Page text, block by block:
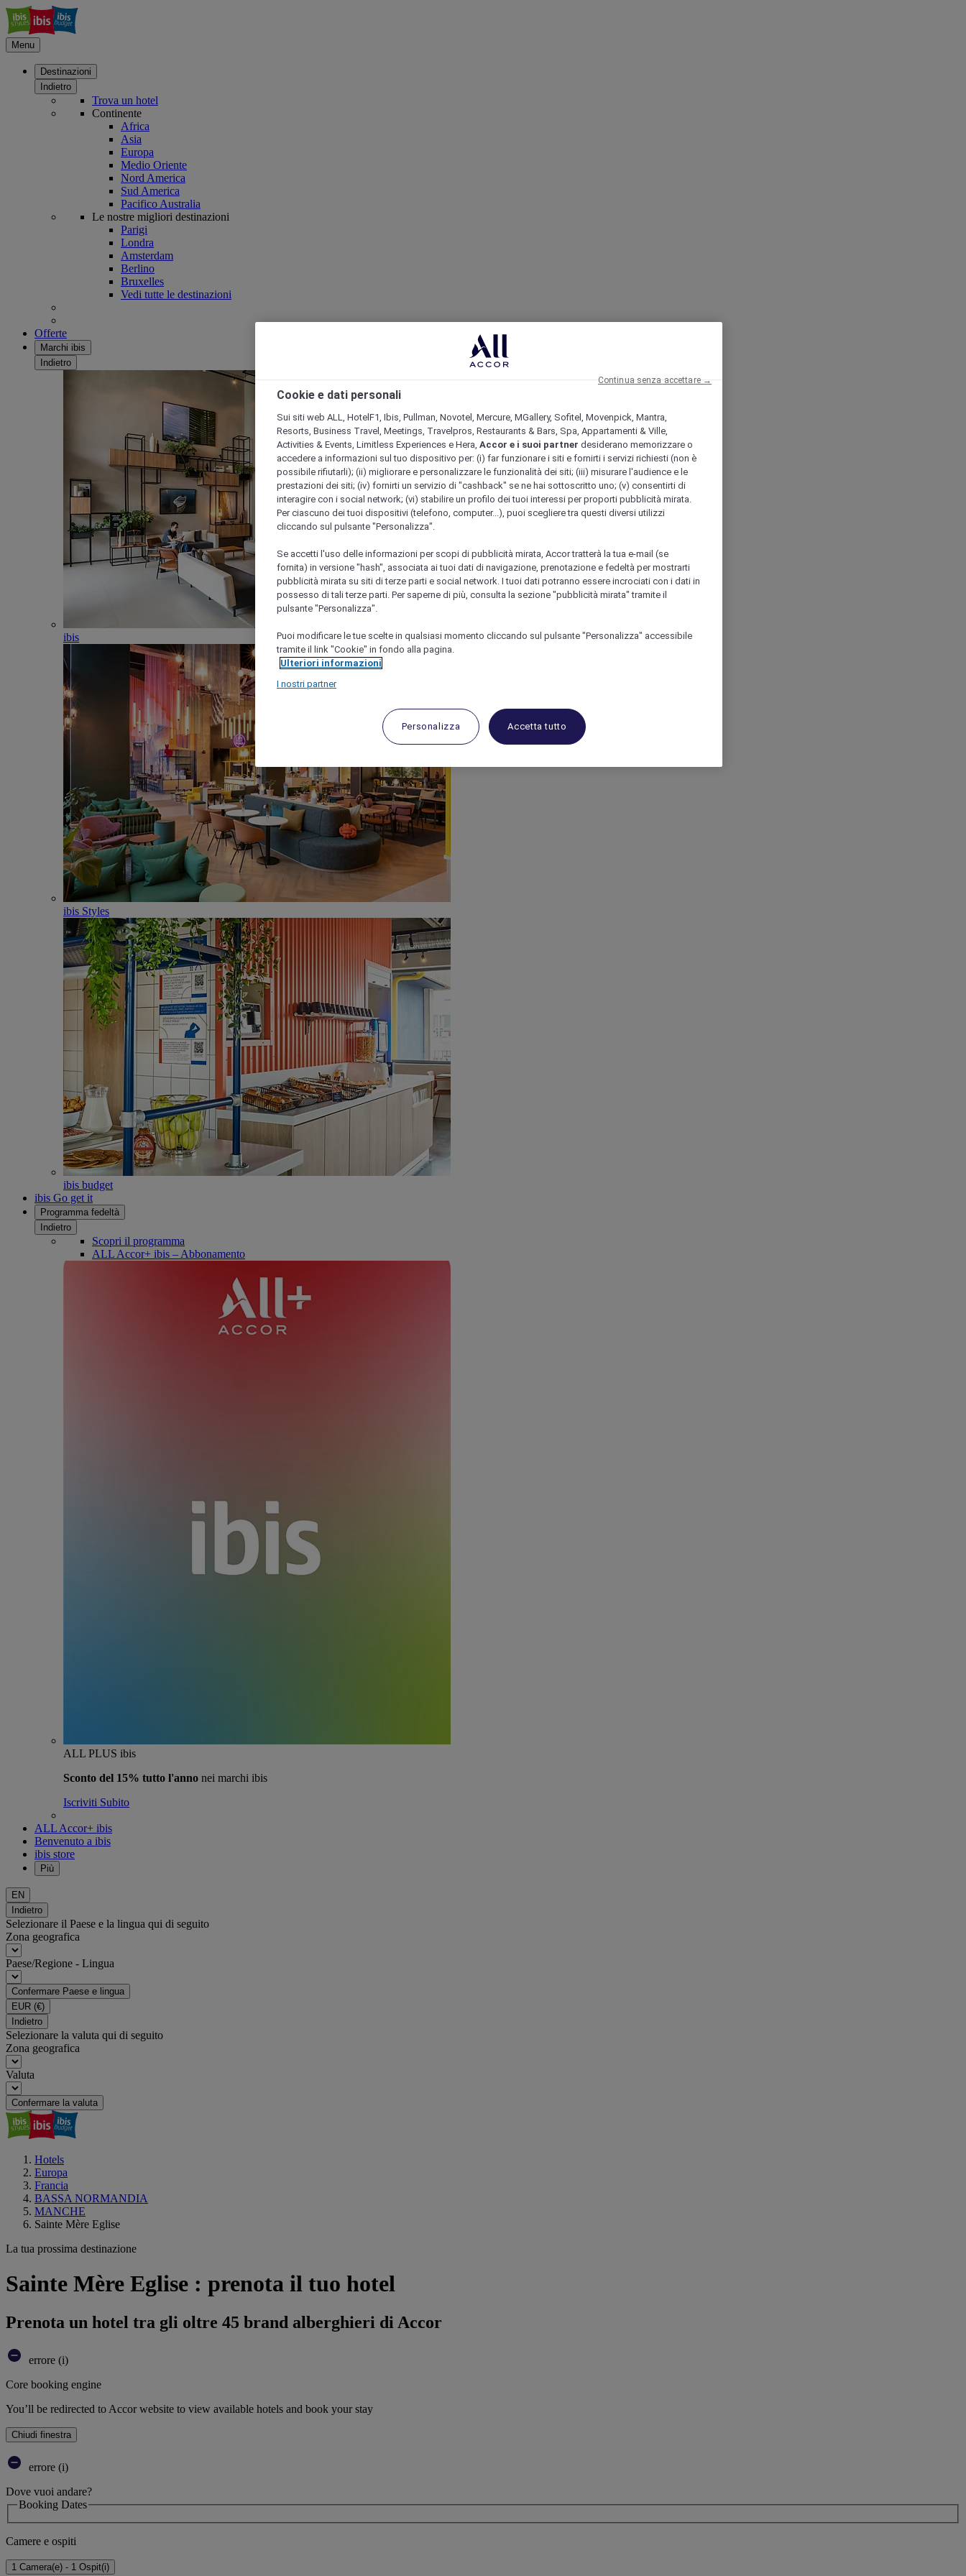
Menu
Destinazioni
Indietro
Trova un hotel
Continente
Africa
Asia
Europa
Medio Oriente
Nord America
Sud America
Pacifico Australia
Le nostre migliori destinazioni
Parigi
Londra
Amsterdam
Berlino
Bruxelles
Vedi tutte le destinazioni
Offerte
Marchi ibis
Indietro
ibis
ibis Styles
ibis budget
ibis Go get it
Programma fedeltà
Indietro
Scopri il programma
ALL Accor+ ibis – Abbonamento
ALL PLUS ibis
Sconto del 15% tutto l'anno nei marchi ibis
Iscriviti Subito
ALL Accor+ ibis
Benvenuto a ibis
ibis store
Più
EN
Indietro
Selezionare il Paese e la lingua qui di seguito
Zona geografica
Paese/Regione - Lingua
Confermare Paese e lingua
EUR (€)
Indietro
Selezionare la valuta qui di seguito
Zona geografica
Valuta
Confermare la valuta
Hotels
Europa
Francia
BASSA NORMANDIA
MANCHE
Sainte Mère Eglise
La tua prossima destinazione
Sainte Mère Eglise : prenota il tuo hotel
Prenota un hotel tra gli oltre 45 brand alberghieri di Accor
errore (i)
Core booking engine
You’ll be redirected to Accor website to view available hotels and book your stay
Chiudi finestra
errore (i)
Dove vuoi andare?
Booking Dates
Camere e ospiti
1 Camera(e) - 1 Ospit(i)
Cookie e dati personali
Sui siti web ALL, HotelF1, Ibis, Pullman, Novotel, Mercure, MGallery, Sofitel, Movenpick, Mantra,
Resorts, Business Travel, Meetings, Travelpros, Restaurants & Bars, Spa, Appartamenti & Ville,
Activities & Events, Limitless Experiences e Hera, Accor e i suoi partner desiderano memorizzare o
accedere a informazioni sul tuo dispositivo per: (i) far funzionare i siti e fornirti i servizi richiesti (non è
possibile rifiutarli); (ii) migliorare e personalizzare le funzionalità dei siti; (iii) misurare l'audience e le
prestazioni dei siti; (iv) fornirti un servizio di "cashback" se ne hai sottoscritto uno; (v) consentirti di
interagire con i social network; (vi) stabilire un profilo dei tuoi interessi per proporti pubblicità mirata.
Per ciascuno dei tuoi dispositivi (telefono, computer...), puoi scegliere tra questi diversi utilizzi
cliccando sul pulsante "Personalizza".
Se accetti l'uso delle informazioni per scopi di pubblicità mirata, Accor tratterà la tua e-mail (se
fornita) in versione "hash", associata ai tuoi dati di navigazione, prenotazione e fedeltà per mostrarti
pubblicità mirata su siti di terze parti e social network. I tuoi dati potranno essere incrociati con i dati in
possesso di tali terze parti. Per saperne di più, consulta la sezione "pubblicità mirata" tramite il
pulsante "Personalizza".
Puoi modificare le tue scelte in qualsiasi momento cliccando sul pulsante "Personalizza" accessibile
tramite il link "Cookie" in fondo alla pagina.
Ulteriori informazioni
I nostri partner
Personalizza Accetta tutto
Continua senza accettare →